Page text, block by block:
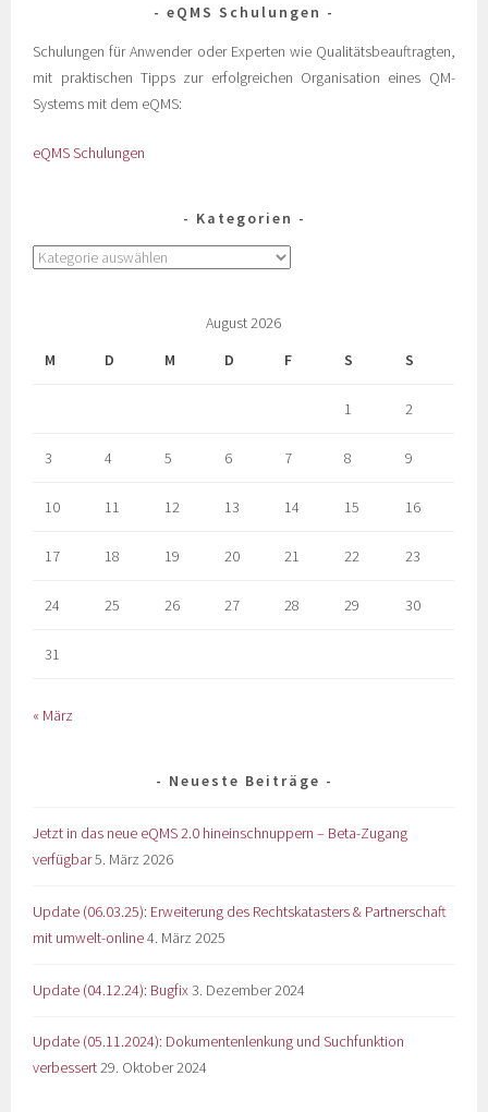
eQMS Schulungen
Schulungen für Anwender oder Experten wie Qualitätsbeauftragten,
mit praktischen Tipps zur erfolgreichen Organisation eines QM-
Systems mit dem eQMS:
eQMS Schulungen
Kategorien
August 2026
M
D M D F S S
1 2
3 4 5 6 7 8 9
10 11 12 13 14 15 16
17 18 19 20 21 22 23
24 25 26 27 28 29 30
31
« März
Neueste Beiträge
Jetzt in das neue eQMS 2.0 hineinschnuppern – Beta-Zugang
verfügbar5. März 2026
Update (06.03.25): Erweiterung des Rechtskatasters & Partnerschaft
mit umwelt-online4. März 2025
Update (04.12.24): Bugfix 3. Dezember 2024
Update (05.11.2024): Dokumentenlenkung und Suchfunktion
verbessert29. Oktober 2024